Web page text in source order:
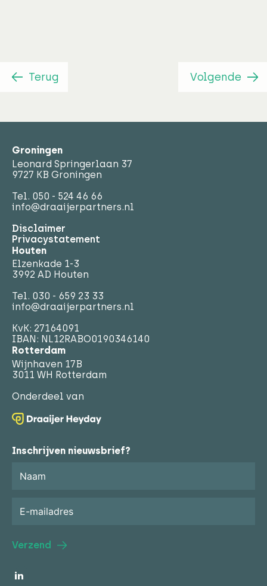
Terug Volgende
Groningen
Leonard Springerlaan 37
9727 KB Groningen
Tel. 050 - 524 46 66
info@draaijerpartners.nl
Disclaimer
Privacystatement
Houten
Elzenkade 1-3
3992 AD Houten
Tel. 030 - 659 23 33
info@draaijerpartners.nl
KvK: 27164091
IBAN: NL12RABO0190346140
Rotterdam
Wijnhaven 17B
3011 WH Rotterdam
Onderdeel van
Inschrijven nieuwsbrief?
Verzend
Bekijk LinkedIn van Draaijer